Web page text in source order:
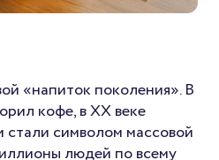
«напиток поколения». В
кофе, в XX веке
стали символом массовой
людей по всему